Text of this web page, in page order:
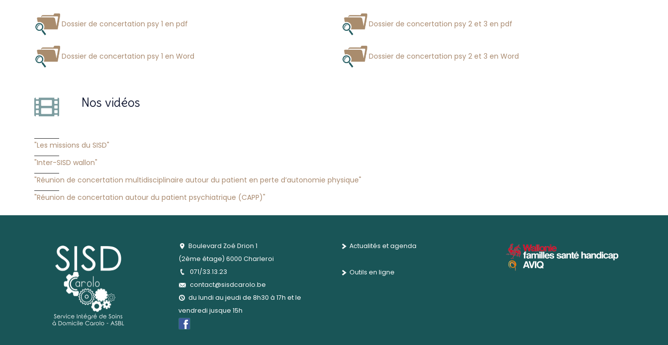
Dossier de concertation psy 1 en pdf
Dossier de concertation psy 1 en Word
Dossier de concertation psy 2 et 3 en pdf
Dossier de concertation psy 2 et 3 en Word
Nos vidéos
"Les missions du SISD"
"Inter-SISD wallon"
"Réunion de concertation multidisciplinaire autour du patient en perte d’autonomie physique"
"Réunion de concertation autour du patient psychiatrique (CAPP)"
Boulevard Zoé Drion 1
(2ème étage) 6000 Charleroi
071/33.13.23
contact@sisdcarolo.be
du lundi au jeudi de 8h30 à 17h et le
vendredi jusque 15h
Actualités et agenda
Outils en ligne